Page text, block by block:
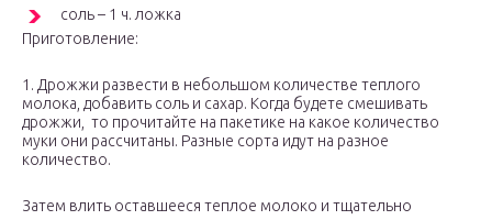
соль – 1 ч. ложка
Приготовление:
1. Дрожжи развести в небольшом количестве теплого
молока, добавить соль и сахар. Когда будете смешивать
дрожжи, то прочитайте на пакетике на какое количество
муки они рассчитаны. Разные сорта идут на разное
количество.
Затем влить оставшееся теплое молоко и тщательно